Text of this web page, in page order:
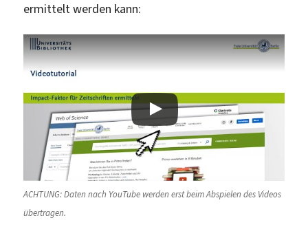
ermittelt werden kann:
ACHTUNG: Daten nach YouTube werden erst beim Abspielen des Videos
übertragen.